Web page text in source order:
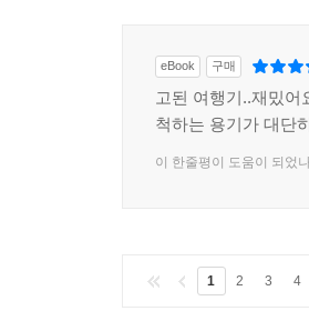
eBook 구매
고된 여행기..재밌어
척하는 용기가 대단
이 한줄평이 도움이 되었
1 2 3 4